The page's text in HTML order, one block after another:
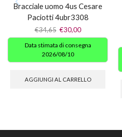
Bracciale uomo 4us Cesare
Paciotti 4ubr3308
€34,65 €30,00
Data stimata di consegna
2026/08/10
AGGIUNGI AL CARRELLO